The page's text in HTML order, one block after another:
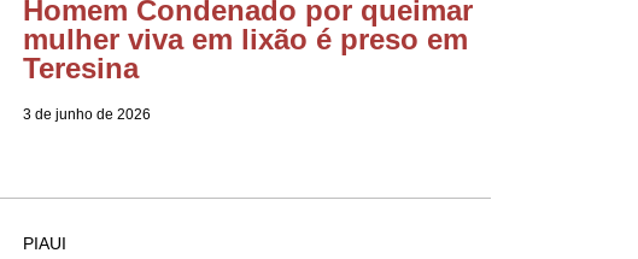
Homem Condenado por queimar
mulher viva em lixão é preso em
Teresina
3 de junho de 2026
PIAUI